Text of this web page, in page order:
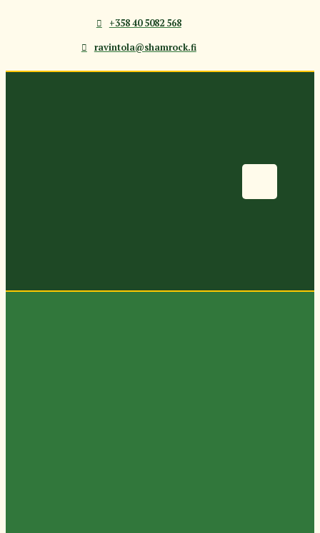
+358 40 5082 568
ravintola@shamrock.fi